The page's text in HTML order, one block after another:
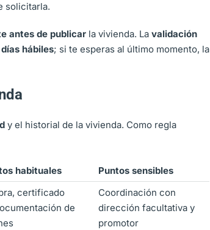
solicitarla.
antes de publicar la vivienda. La validación
hábiles; si te esperas al último momento, la
y el historial de la vivienda. Como regla
habituales Puntos sensibles
certificado
de
Coordinación con
dirección facultativa y
promotor